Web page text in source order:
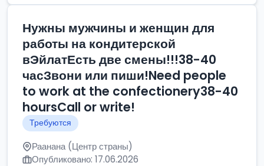
Нужны мужчины и женщин для
работы на кондитерской
вЭйлатЕсть две смены!!!38-40
часЗвони или пиши!Need people
to work at the confectionery38-40
hoursCall or write!
Требуются
Раанана (Центр страны)
Опубликовано: 17.06.2026